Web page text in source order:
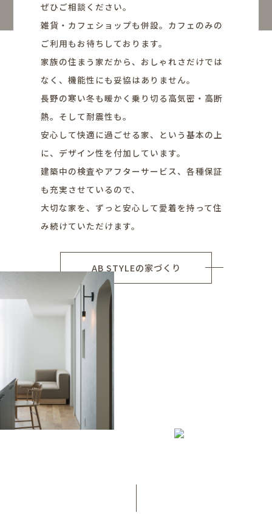
ぜひご相談ください。
雑貨・カフェショップも併設。カフェのみの
ご利用もお待ちしております。
家族の住まう家だから、おしゃれさだけでは
なく、機能性にも妥協はありません。
長野の寒い冬も暖かく乗り切る高気密・高断
熱。そして耐震性も。
安心して快適に過ごせる家、という基本の上
に、デザイン性を付加しています。
建築中の検査やアフターサービス、各種保証
も充実させているので、
大切な家を、ずっと安心して愛着を持って住
み続けていただけます。
AB STYLEの家づくり